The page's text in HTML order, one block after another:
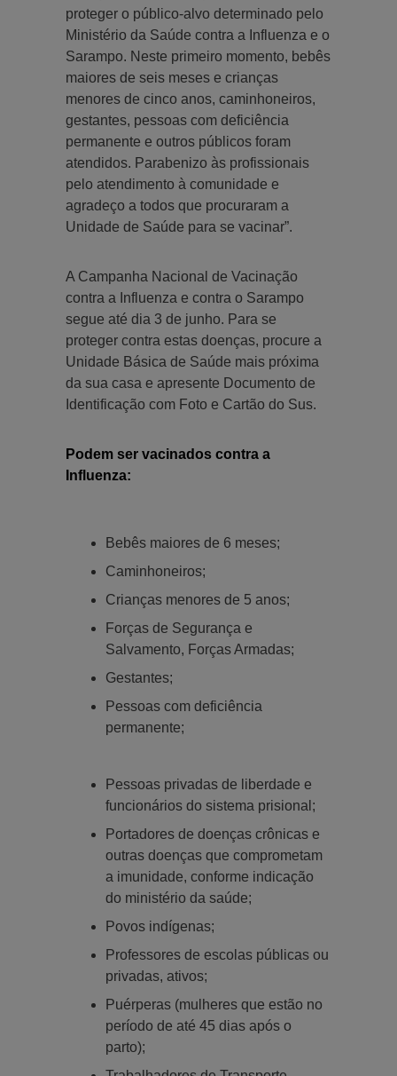
proteger o público-alvo determinado pelo
Ministério da Saúde contra a Influenza e o
Sarampo. Neste primeiro momento, bebês
maiores de seis meses e crianças
menores de cinco anos, caminhoneiros,
gestantes, pessoas com deficiência
permanente e outros públicos foram
atendidos. Parabenizo às profissionais
pelo atendimento à comunidade e
agradeço a todos que procuraram a
Unidade de Saúde para se vacinar”.
A Campanha Nacional de Vacinação
contra a Influenza e contra o Sarampo
segue até dia 3 de junho. Para se
proteger contra estas doenças, procure a
Unidade Básica de Saúde mais próxima
da sua casa e apresente Documento de
Identificação com Foto e Cartão do Sus.
Podem ser vacinados contra a
Influenza:
Bebês maiores de 6 meses;
Caminhoneiros;
Crianças menores de 5 anos;
Forças de Segurança e
Salvamento, Forças Armadas;
Gestantes;
Pessoas com deficiência
permanente;
Pessoas privadas de liberdade e
funcionários do sistema prisional;
Portadores de doenças crônicas e
outras doenças que comprometam
a imunidade, conforme indicação
do ministério da saúde;
Povos indígenas;
Professores de escolas públicas ou
privadas, ativos;
Puérperas (mulheres que estão no
período de até 45 dias após o
parto);